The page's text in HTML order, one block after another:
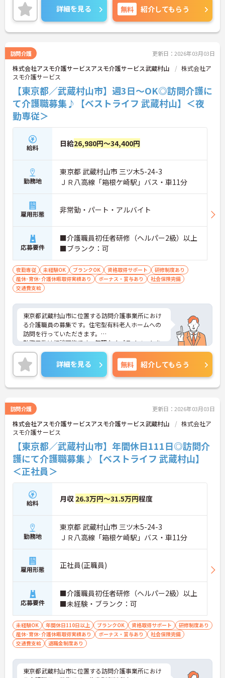
ので、お気軽にお問い合わせください！
詳細を見る 無料 紹介してもらう
訪問介護 更新日：2026年03月03日
株式会社アスモ介護サービスアスモ介護サービス武蔵村山
株式会社ア
スモ介護サービス
【東京都／武蔵村山市】週3日～OK◎訪問介護に
て介護職募集♪【ベストライフ 武蔵村山】＜夜
勤専従＞
給料 日給26,980円～34,400円
勤務地
東京都 武蔵村山市 三ツ木5-24-3
ＪＲ八高線「箱根ケ崎駅」バス・車11分
雇用形態 非常勤・パート・アルバイト
応募要件
■介護職員初任者研修（ヘルパー2級）以上
■ブランク：可
夜勤専従 未経験OK ブランクOK 資格取得サポート
研修制度あり
産休･育休･介護休暇取得実績あり
ボーナス・賞与あり
社会保険完備
交通費支給
東京都武蔵村山市に位置する訪問介護事業所におけ
る介護職員の募集です。住宅型有料老人ホームへの
訪問を行っていただきます。
勤務日数は相談可能です。無理なくプライベートを
大切にしながらご勤務いただけます。また、研修制
度があり、働きながらスキルアップが目指せる環境
です。
ご興味のある方には、面接対策ポイントなど、さら
に詳細をご案内しますのでお気軽にご相談くださ
詳細を見る 無料 紹介してもらう
訪問介護 更新日：2026年03月03日
株式会社アスモ介護サービスアスモ介護サービス武蔵村山
株式会社ア
スモ介護サービス
【東京都／武蔵村山市】年間休日111日◎訪問介
護にて介護職募集♪【ベストライフ 武蔵村山】
＜正社員＞
給料 月収 26.3万円～31.5万円程度
勤務地
東京都 武蔵村山市 三ツ木5-24-3
ＪＲ八高線「箱根ケ崎駅」バス・車11分
雇用形態 正社員(正職員)
応募要件
■介護職員初任者研修（ヘルパー2級）以上
■未経験・ブランク：可
未経験OK 年間休日110日以上 ブランクOK 資格取得サポート
研修制度あり
産休･育休･介護休暇取得実績あり
ボーナス・賞与あり
社会保険完備
交通費支給
退職金制度あり
東京都武蔵村山市に位置する訪問介護事業所におけ